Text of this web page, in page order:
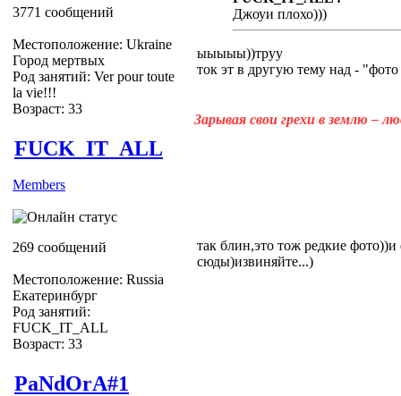
3771 сообщений
Местоположение: Ukraine
Город мертвых
Род занятий: Ver pour toute
la vie!!!
Возраст: 33
Джоуи плохо)))
ыыыыы))труу
ток эт в другую тему над - "фото
Зарывая свои грехи в землю –
FUCK_IT_ALL
Members
269 сообщений
Местоположение: Russia
Екатеринбург
Род занятий:
FUCK_IT_ALL
Возраст: 33
так блин,это тож редкие
сюды)извиняйте...)
PaNdOrA#1